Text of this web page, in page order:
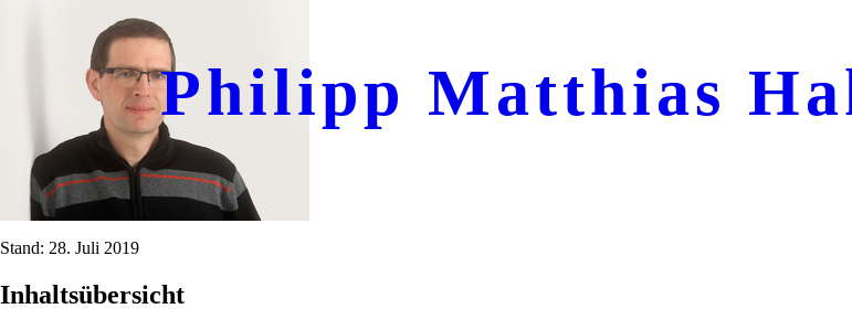
Philipp Matthias
Stand: 28. Juli 2019
Inhaltsübersicht